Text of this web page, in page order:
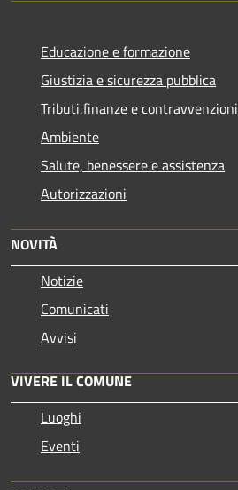
Educazione e formazione
Giustizia e sicurezza pubblica
Tributi,finanze e contravvenzioni
Ambiente
Salute, benessere e assistenza
Autorizzazioni
NOVITÀ
Notizie
Comunicati
Avvisi
VIVERE IL COMUNE
Luoghi
Eventi